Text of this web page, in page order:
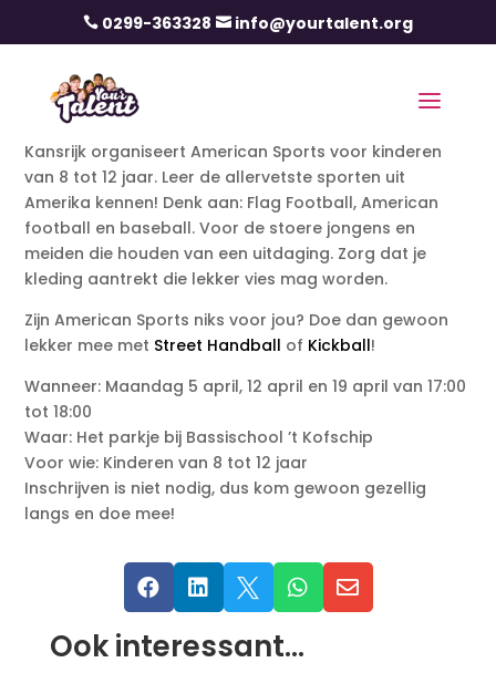
 0299-363328  info@yourtalent.org
Kansrijk organiseert American Sports voor kinderen
van 8 tot 12 jaar. Leer de allervetste sporten uit
Amerika kennen! Denk aan: Flag Football, American
football en baseball. Voor de stoere jongens en
meiden die houden van een uitdaging. Zorg dat je
kleding aantrekt die lekker vies mag worden.
Zijn American Sports niks voor jou? Doe dan gewoon
lekker mee met Street Handball of Kickball!
Wanneer: Maandag 5 april, 12 april en 19 april van 17:00
tot 18:00
Waar: Het parkje bij Bassischool ’t Kofschip
Voor wie: Kinderen van 8 tot 12 jaar
Inschrijven is niet nodig, dus kom gewoon gezellig
langs en doe mee!
    
Ook interessant…